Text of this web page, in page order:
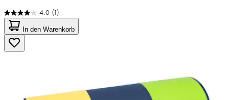
4.0 (1)
4.0
von
5
Sternen.
1
In den Warenkorb